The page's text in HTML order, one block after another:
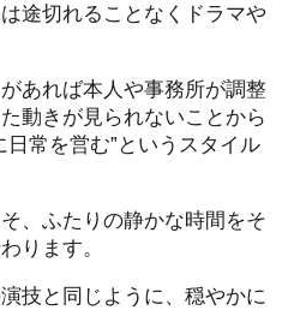
途切れることなくドラマや
あれば本人や事務所が調整
動きが見られないことから
日常を営む”というスタイル
、ふたりの静かな時間をそ
ります。
技と同じように、穏やかに